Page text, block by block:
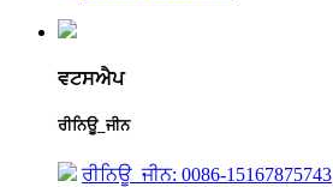
ਵਟਸਐਪ
ਰੀਨਿਊ_ਜੀਨ
ਰੀਨਿਊ_ਜੀਨ: 0086-15167875743